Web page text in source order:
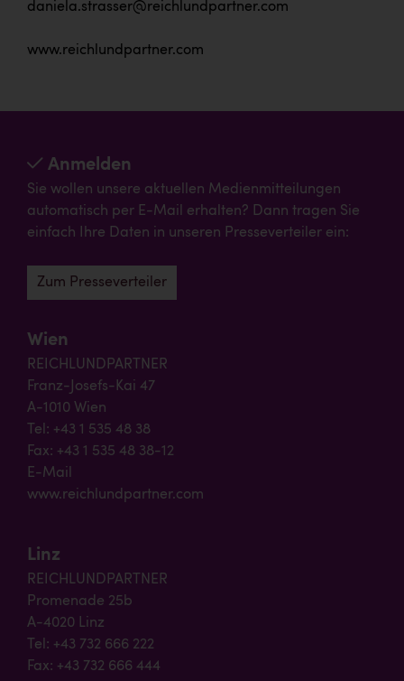
daniela.strasser@reichlundpartner.com
www.reichlundpartner.com
Anmelden
Sie wollen unsere aktuellen Medienmitteilungen
automatisch per E-Mail erhalten? Dann tragen Sie
einfach Ihre Daten in unseren Presseverteiler ein:
Zum Presseverteiler
Wien
REICHLUNDPARTNER
Franz-Josefs-Kai 47
A-1010 Wien
Tel: +43 1 535 48 38
Fax: +43 1 535 48 38-12
E-Mail
www.reichlundpartner.com
Linz
REICHLUNDPARTNER
Promenade 25b
A-4020 Linz
Tel: +43 732 666 222
Fax: +43 732 666 444